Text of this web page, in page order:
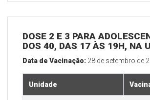
DOSE 2 E 3 PARA
DOS 40, DAS 17 ÀS 19H, NA
Data de Vacinação: 28 de setembro de
Unidade